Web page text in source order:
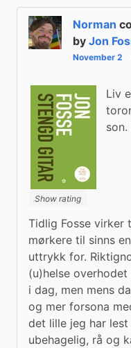
Norman
by Jon
November 2
Show rating
Liv
Tidlig Fosse virker
mørkere til sinns
uttrykk for.
(u)helse
i dag, men mens
og mer forsona
det lille jeg har
ubehagelig, rå og